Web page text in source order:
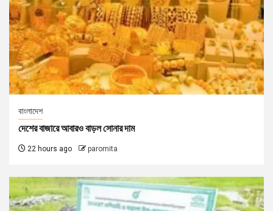
বাংলাদেশ
দেশের বাজারে আবারও বাড়ল সোনার দাম
22 hours ago paromita